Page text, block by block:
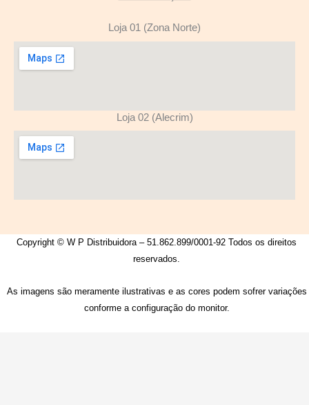
Loja 01 (Zona Norte)
Loja 02 (Alecrim)
Copyright © W P Distribuidora – 51.862.899/0001-92 Todos os direitos
reservados.
As imagens são meramente ilustrativas e as cores podem sofrer variações
conforme a configuração do monitor.